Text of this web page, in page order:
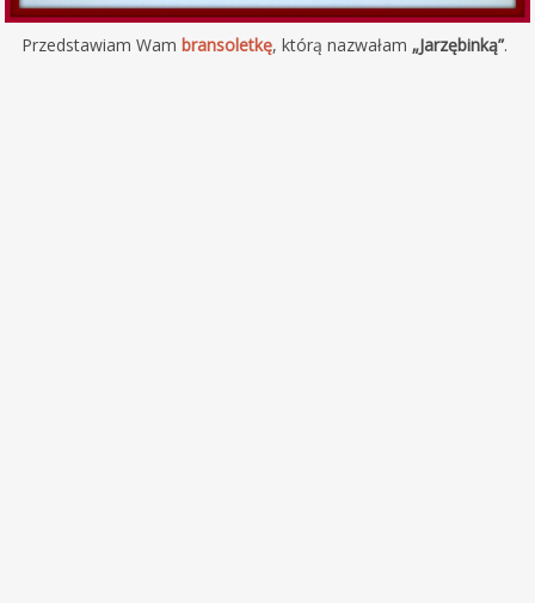
Przedstawiam Wam bransoletkę, którą nazwałam „Jarzębinką”.